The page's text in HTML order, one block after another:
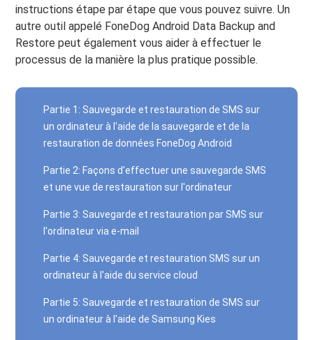
instructions étape par étape que vous pouvez suivre. Un
autre outil appelé FoneDog Android Data Backup and
Restore peut également vous aider à effectuer le
processus de la manière la plus pratique possible.
Partie 1: Sauvegarde et restauration de SMS sur
un ordinateur à l'aide de la sauvegarde et de la
restauration de données FoneDog Android
Partie 2: Façons d'effectuer une sauvegarde SMS
et une vue de restauration sur l'ordinateur
Partie 3: Sauvegarde et restauration par SMS sur
l'ordinateur via e-mail
Partie 4: Sauvegarde et restauration SMS sur un
ordinateur à l'aide du service cloud
Partie 5: Sauvegarde et restauration de SMS sur
un ordinateur à l'aide de Samsung Kies